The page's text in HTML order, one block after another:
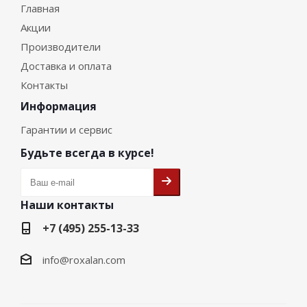
Главная
Акции
Производители
Доставка и оплата
Контакты
Информация
Гарантии и сервис
Будьте всегда в курсе!
Наши контакты
+7 (495) 255-13-33
info@roxalan.com